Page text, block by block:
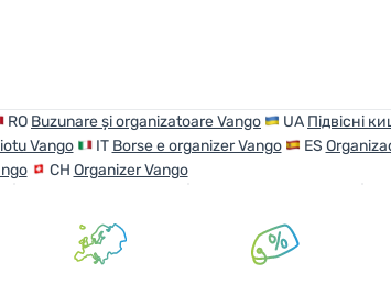
RO Buzunare și organizatoare Vango UA Підвісні
Vango IT Borse e organizer Vango ES
CH Organizer Vango